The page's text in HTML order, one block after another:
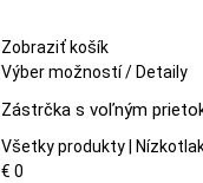
Zobraziť košík
Výber možností Tento
má
viacero
/ Detaily
Zástrčka s voľným
Všetky produkty |
€ 0